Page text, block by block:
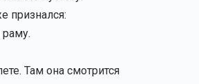
признался:
Там она смотрится